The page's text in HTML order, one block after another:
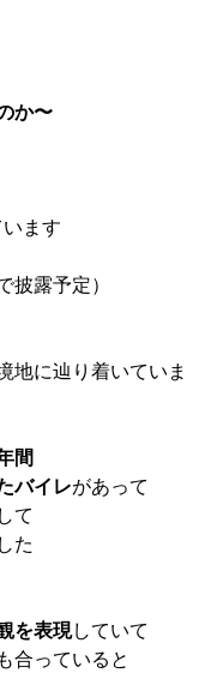
か〜
ます
披露予定）
地に辿り着いていま
間
バイレがあって
て
た
を表現していて
合っていると